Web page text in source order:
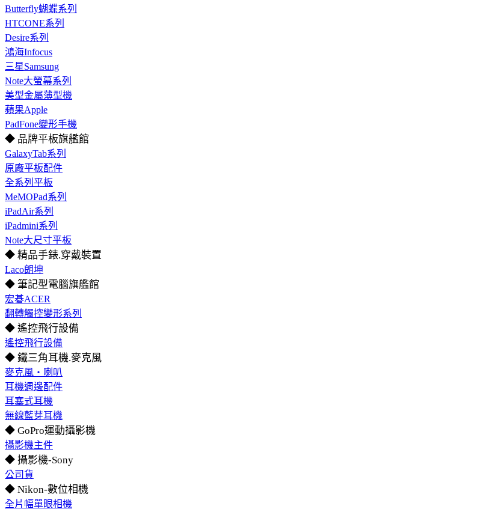
Butterfly蝴蝶系列
HTCONE系列
Desire系列
鴻海Infocus
三星Samsung
Note大螢幕系列
美型金屬薄型機
蘋果Apple
PadFone變形手機
◆ 品牌平板旗艦館
GalaxyTab系列
原廠平板配件
全系列平板
MeMOPad系列
iPadAir系列
iPadmini系列
Note大尺寸平板
◆ 精品手錶.穿戴裝置
Laco朗坤
◆ 筆記型電腦旗艦館
宏碁ACER
翻轉觸控變形系列
◆ 遙控飛行設備
遙控飛行設備
◆ 鐵三角耳機.麥克風
麥克風‧喇叭
耳機週邊配件
耳塞式耳機
無線藍芽耳機
◆ GoPro運動攝影機
攝影機主件
◆ 攝影機-Sony
公司貨
◆ Nikon-數位相機
全片幅單眼相機